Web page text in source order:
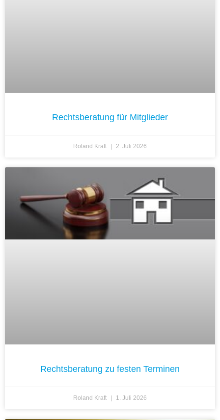
Rechtsberatung für Mitglieder
Roland Kraft 2. Juli 2026
Rechtsberatung zu festen Terminen
Roland Kraft 1. Juli 2026